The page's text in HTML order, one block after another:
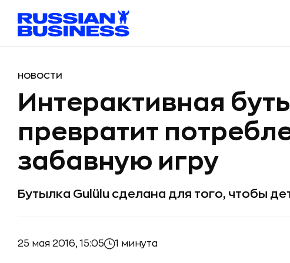
НОВОСТИ
Интерактивная
превратит
забавную игру
Бутылка Gulülu сделана для того, чтобы
25 мая 2016, 15:05 1 минута